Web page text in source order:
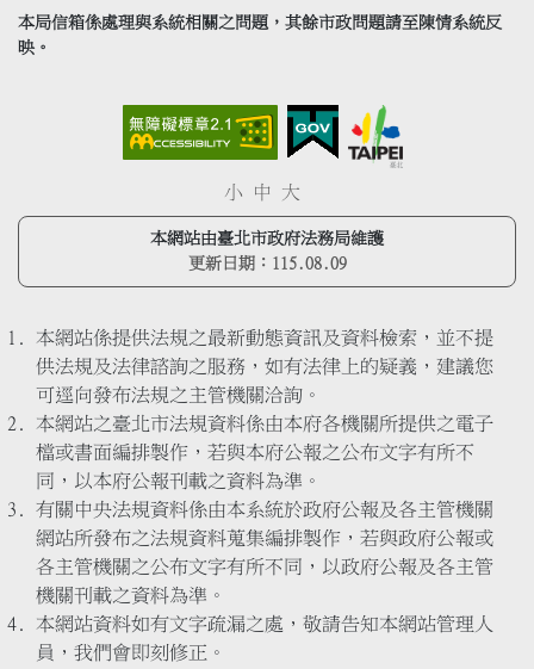
本局信箱係處理與系統相關之問題，其餘市政問題請至陳情系統反
映。
小 中 大
本網站由臺北市政府法務局維護
更新日期： 115.08.09
本網站係提供法規之最新動態資訊及資料檢索，並不提
供法規及法律諮詢之服務，如有法律上的疑義，建議您
可逕向發布法規之主管機關洽詢。
本網站之臺北市法規資料係由本府各機關所提供之電子
檔或書面編排製作，若與本府公報之公布文字有所不
同，以本府公報刊載之資料為準。
有關中央法規資料係由本系統於政府公報及各主管機關
網站所發布之法規資料蒐集編排製作，若與政府公報或
各主管機關之公布文字有所不同，以政府公報及各主管
機關刊載之資料為準。
本網站資料如有文字疏漏之處，敬請告知本網站管理人
員，我們會即刻修正。